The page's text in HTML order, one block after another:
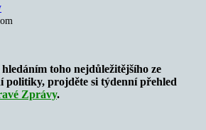
toho nejdůležitějšího ze
politiky, projděte si týdenní přehled
Zprávy.